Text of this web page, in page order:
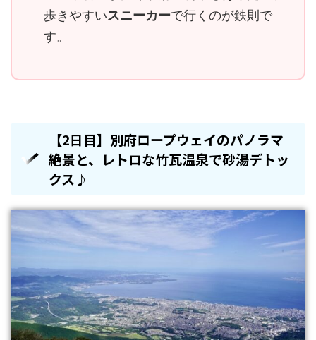
歩きやすいスニーカーで行くのが鉄則で
す。
【2日目】別府ロープウェイのパノラマ
絶景と、レトロな竹瓦温泉で砂湯デトッ
クス♪